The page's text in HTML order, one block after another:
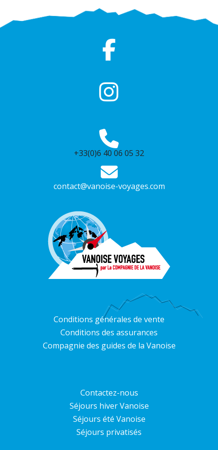
+33(0)6 40 06 05 32
contact@vanoise-voyages.com
Conditions générales de vente
Conditions des assurances
Compagnie des guides de la Vanoise
Contactez-nous
Séjours hiver Vanoise
Séjours été Vanoise
Séjours privatisés